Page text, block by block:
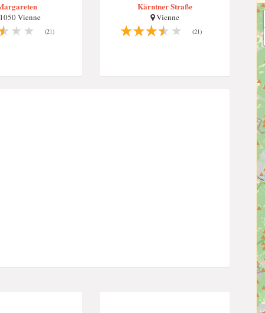
Vienne
(21)
Kärntner Straße
Vienne
(21)